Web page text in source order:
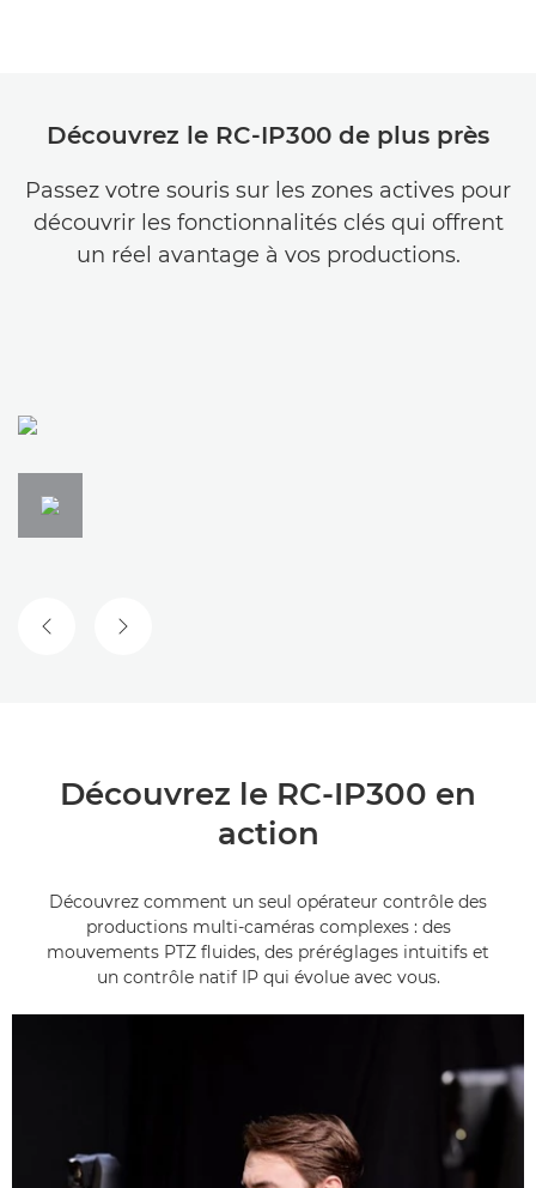
Découvrez le RC-IP300 de plus près
Passez votre souris sur les zones actives pour
découvrir les fonctionnalités clés qui offrent
un réel avantage à vos productions.
DIAPOSITIVE PRÉCÉDENTE
DIAPOSITIVE SUIVANTE
Découvrez le RC-IP300 en
action
Découvrez comment un seul opérateur contrôle des
productions multi-caméras complexes : des
mouvements PTZ fluides, des préréglages intuitifs et
un contrôle natif IP qui évolue avec vous.